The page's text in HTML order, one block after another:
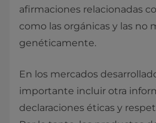
afirmaciones relacionadas
como las orgánicas y las no
genéticamente.
En los mercados
importante incluir otra
declaraciones éticas y